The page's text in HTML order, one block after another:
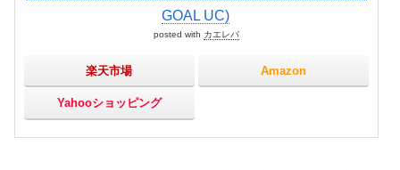
GOAL UC)
posted with カエレバ
楽天市場 Amazon
Yahooショッピング